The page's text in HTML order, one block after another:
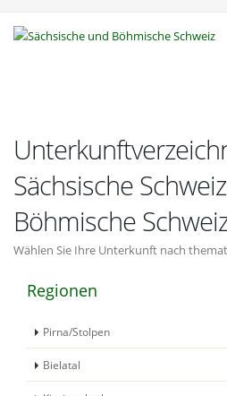
Sächsische
Böhmische
Wählen Sie Ihre Unterkunft nach
Regionen
Pirna/Stolpen
Bielatal